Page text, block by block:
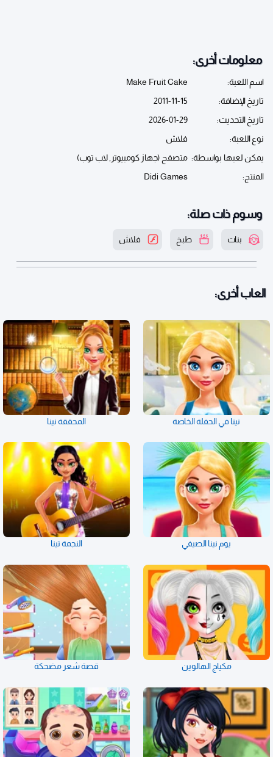
معلومات أخرى:
اسم اللعبة:
Make Fruit Cake
تاريخ الإضافة:
2011-11-15
تاريخ التحديث:
2026-01-29
نوع اللعبة:
فلاش
يمكن لعبها بواسطة: متصفح (جهاز كومبيوتر, لاب توب)
المنتج:
Didi Games
وسوم ذات صلة:
بنات طبخ فلاش
العاب أخرى:
نينا في الحفلة الخاصة المحققة نينا
يوم نينا الصيفي النجمة تينا
مكياج الهالوين قصة شعر مضحكة